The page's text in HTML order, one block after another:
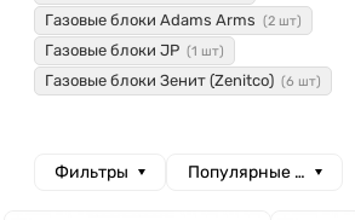
Газовые блоки Adams Arms (2 шт)
Газовые блоки JP (1 шт)
Газовые блоки Зенит (Zenitco) (6 шт)
Фильтры Популярные сначала